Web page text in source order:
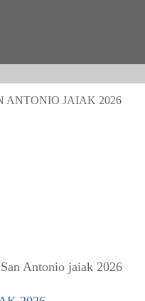
ANTONIO JAIAK 2026
Antonio jaiak 2026